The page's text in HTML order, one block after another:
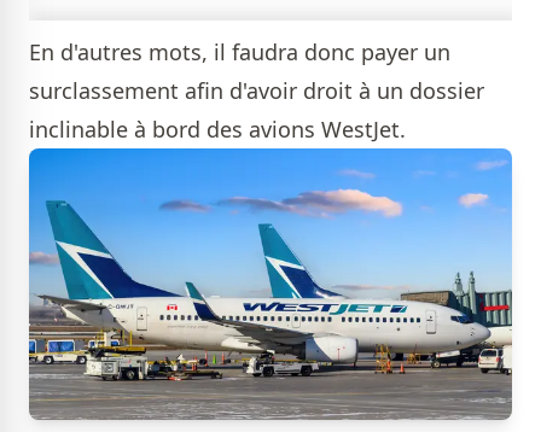
En d'autres mots, il faudra donc payer un
surclassement afin d'avoir droit à un dossier
inclinable à bord des avions WestJet.